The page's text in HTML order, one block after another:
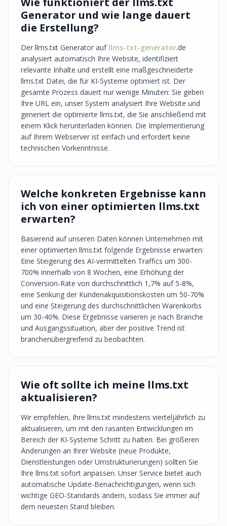
Generator und wie lange dauert
die Erstellung?
Der llms.txt Generator auf llms-txt-generator.de
analysiert automatisch Ihre Website, identifiziert
relevante Inhalte und erstellt eine maßgeschneiderte
llms.txt Datei, die für KI-Systeme optimiert ist. Der
gesamte Prozess dauert nur wenige Minuten: Sie geben
Ihre URL ein, unser System analysiert Ihre Website und
generiert die optimierte llms.txt, die Sie anschließend mit
einem Klick herunterladen können. Die Implementierung
auf Ihrem Webserver ist einfach und erfordert keine
technischen Vorkenntnisse.
Welche konkreten Ergebnisse kann
ich von einer optimierten llms.txt
erwarten?
Basierend auf unseren Daten können Unternehmen mit
einer optimierten llms.txt folgende Ergebnisse erwarten:
Eine Steigerung des AI-vermittelten Traffics um 300-
700% innerhalb von 8 Wochen, eine Erhöhung der
Conversion-Rate von durchschnittlich 1,7% auf 5-8%,
eine Senkung der Kundenakquisitionskosten um 50-70%
und eine Steigerung des durchschnittlichen Warenkorbs
um 30-40%. Diese Ergebnisse variieren je nach Branche
und Ausgangssituation, aber der positive Trend ist
branchenübergreifend zu beobachten.
Wie oft sollte ich meine llms.txt
aktualisieren?
Wir empfehlen, Ihre llms.txt mindestens vierteljährlich zu
aktualisieren, um mit den rasanten Entwicklungen im
Bereich der KI-Systeme Schritt zu halten. Bei größeren
Änderungen an Ihrer Website (neue Produkte,
Dienstleistungen oder Umstrukturierungen) sollten Sie
Ihre llms.txt sofort anpassen. Unser Service bietet auch
automatische Update-Benachrichtigungen, wenn sich
wichtige GEO-Standards ändern, sodass Sie immer auf
dem neuesten Stand bleiben.